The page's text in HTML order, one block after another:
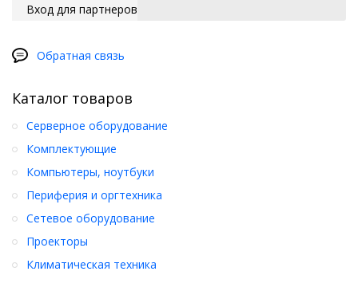
Вход для партнеров
Обратная связь
Каталог товаров
Серверное оборудование
Комплектующие
Компьютеры, ноутбуки
Периферия и оргтехника
Сетевое оборудование
Проекторы
Климатическая техника